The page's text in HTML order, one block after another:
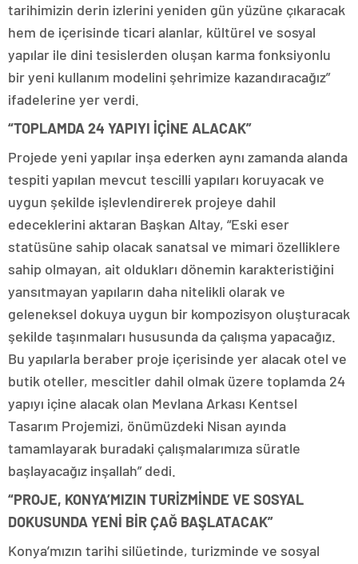
tarihimizin derin izlerini yeniden gün yüzüne çıkaracak
hem de içerisinde ticari alanlar, kültürel ve sosyal
yapılar ile dini tesislerden oluşan karma fonksiyonlu
bir yeni kullanım modelini şehrimize kazandıracağız”
ifadelerine yer verdi.
“TOPLAMDA 24 YAPIYI İÇİNE ALACAK”
Projede yeni yapılar inşa ederken aynı zamanda alanda
tespiti yapılan mevcut tescilli yapıları koruyacak ve
uygun şekilde işlevlendirerek projeye dahil
edeceklerini aktaran Başkan Altay, “Eski eser
statüsüne sahip olacak sanatsal ve mimari özelliklere
sahip olmayan, ait oldukları dönemin karakteristiğini
yansıtmayan yapıların daha nitelikli olarak ve
geleneksel dokuya uygun bir kompozisyon oluşturacak
şekilde taşınmaları hususunda da çalışma yapacağız.
Bu yapılarla beraber proje içerisinde yer alacak otel ve
butik oteller, mescitler dahil olmak üzere toplamda 24
yapıyı içine alacak olan Mevlana Arkası Kentsel
Tasarım Projemizi, önümüzdeki Nisan ayında
tamamlayarak buradaki çalışmalarımıza süratle
başlayacağız inşallah” dedi.
“PROJE, KONYA’MIZIN TURİZMİNDE VE SOSYAL
DOKUSUNDA YENİ BİR ÇAĞ BAŞLATACAK”
Konya’mızın tarihi silüetinde, turizminde ve sosyal